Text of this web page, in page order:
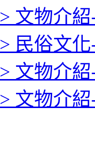
> 文物介
> 民俗文
> 文物介
> 文物介